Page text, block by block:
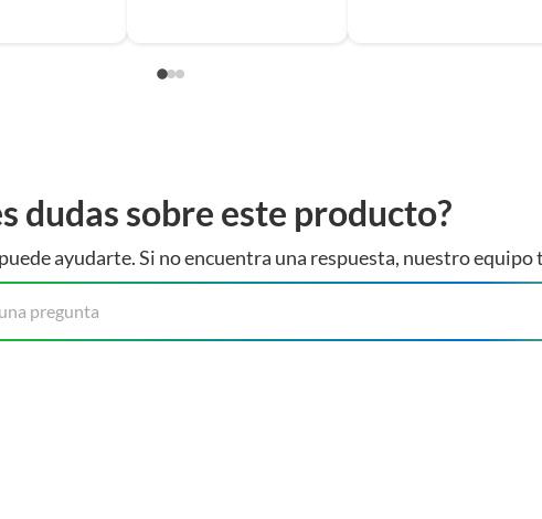
dudas sobre este producto?
ayudarte. Si no encuentra una respuesta, nuestro equipo
pregunta